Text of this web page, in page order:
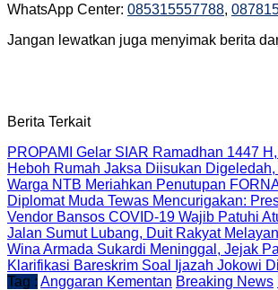
WhatsApp Center: 085315557788,
Jangan lewatkan juga menyimak berita
Berita Terkait
PROPAMI Gelar SIAR Ramadhan 1447
Heboh Rumah Jaksa Diisukan
Warga NTB Meriahkan Penutupan
Diplomat Muda Tewas Mencurigakan:
Vendor Bansos COVID-19 Wajib Patuhi
Jalan Sumut Lubang, Duit Rakyat
Wina Armada Sukardi Meninggal, Jejak
Klarifikasi Bareskrim Soal Ijazah Jokowi
Tag : Anggaran Kementan Breaking News